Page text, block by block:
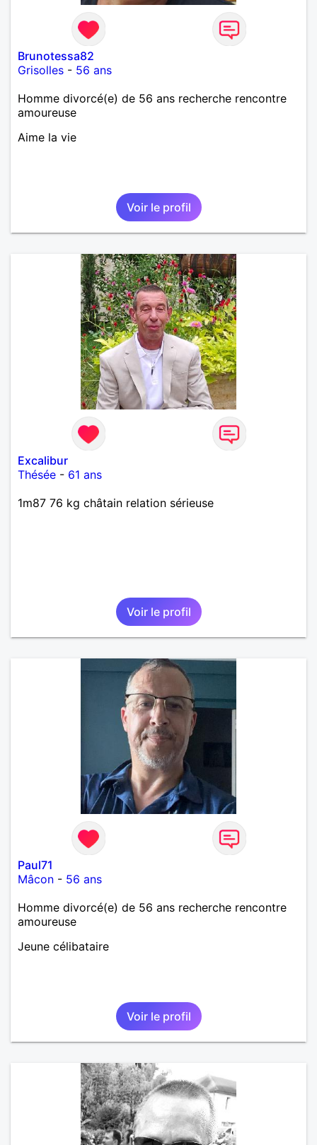
Brunotessa82
Grisolles - 56 ans
Homme divorcé(e) de 56 ans recherche rencontre
amoureuse
Aime la vie
Voir le profil
Excalibur
Thésée - 61 ans
1m87 76 kg châtain relation sérieuse
Voir le profil
Paul71
Mâcon - 56 ans
Homme divorcé(e) de 56 ans recherche rencontre
amoureuse
Jeune célibataire
Voir le profil